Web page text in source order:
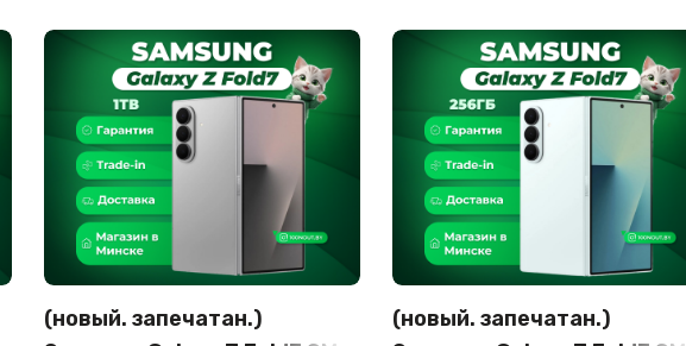
(новый. запечатан.)
(новый. запечатан.)